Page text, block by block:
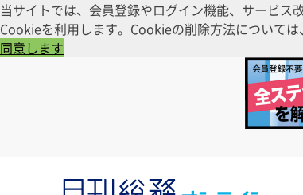
当サイトでは、会員登録やログイン機能、サービ
Cookieを利用します。Cookieの削除方法について
同意します